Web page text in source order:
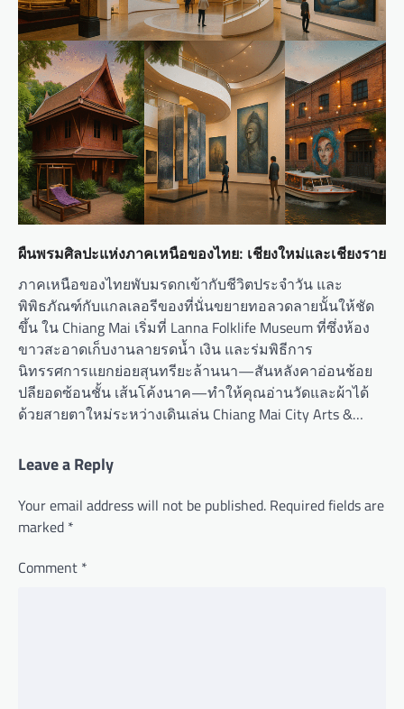
ผืนพรมศิลปะแห่งภาคเหนือของไทย: เชียงใหม่และเชียงราย
ภาคเหนือของไทยพับมรดกเข้ากับชีวิตประจำวัน และ
พิพิธภัณฑ์กับแกลเลอรีของที่นั่นขยายทอลวดลายนั้นให้ชัด
ขึ้น ใน Chiang Mai เริ่มที่ Lanna Folklife Museum ที่ซึ่งห้อง
ขาวสะอาดเก็บงานลายรดน้ำ เงิน และร่มพิธีการ
นิทรรศการแยกย่อยสุนทรียะล้านนา—สันหลังคาอ่อนช้อย
ปลียอดซ้อนชั้น เส้นโค้งนาค—ทำให้คุณอ่านวัดและผ้าได้
ด้วยสายตาใหม่ระหว่างเดินเล่น Chiang Mai City Arts &…
Leave a Reply
Your email address will not be published. Required fields are
marked *
Comment *